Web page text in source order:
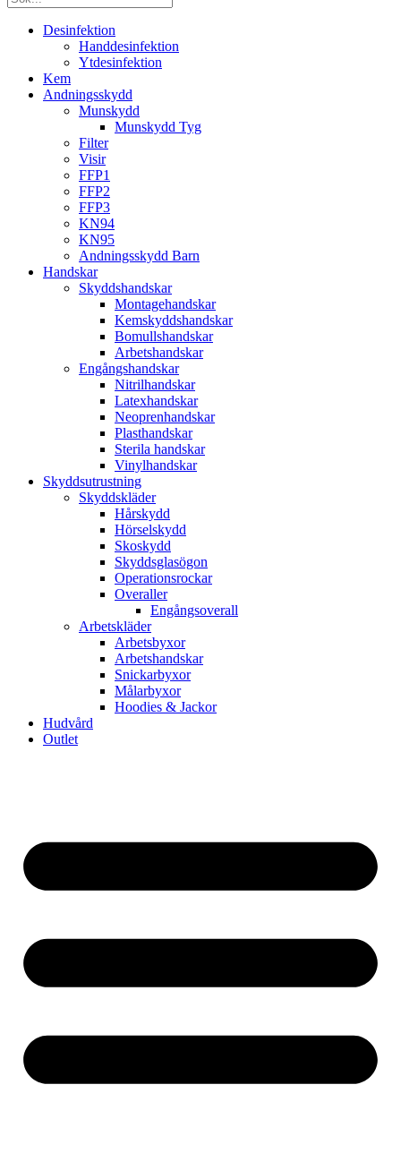
Desinfektion
Handdesinfektion
Ytdesinfektion
Kem
Andningsskydd
Munskydd
Munskydd Tyg
Filter
Visir
FFP1
FFP2
FFP3
KN94
KN95
Andningsskydd Barn
Handskar
Skyddshandskar
Montagehandskar
Kemskyddshandskar
Bomullshandskar
Arbetshandskar
Engångshandskar
Nitrilhandskar
Latexhandskar
Neoprenhandskar
Plasthandskar
Sterila handskar
Vinylhandskar
Skyddsutrustning
Skyddskläder
Hårskydd
Hörselskydd
Skoskydd
Skyddsglasögon
Operationsrockar
Overaller
Engångsoverall
Arbetskläder
Arbetsbyxor
Arbetshandskar
Snickarbyxor
Målarbyxor
Hoodies & Jackor
Hudvård
Outlet